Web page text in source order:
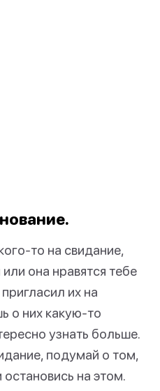
то на свидание,
она нравятся тебе
их на
о них какую-то
узнать больше.
подумай о том,
остановись на этом.